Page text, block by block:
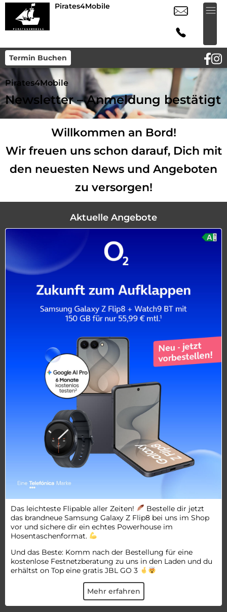
Pirates4Mobile
Termin Buchen
Pirates4Mobile
Newsletter – Anmeldung bestätigt
Willkommen an Bord!
Wir freuen uns schon darauf, Dich mit
den neuesten News und Angeboten
zu versorgen!
Aktuelle Angebote
Das leichteste Flipable aller Zeiten!
Bestelle dir jetzt
das brandneue Samsung Galaxy Z Flip8 bei uns im Shop
vor und sichere dir ein echtes Powerhouse im
Hosentaschenformat.
Und das Beste: Komm nach der Bestellung für eine
kostenlose Festnetzberatung zu uns in den Laden und du
erhältst on Top eine gratis JBL GO 3
Mehr erfahren